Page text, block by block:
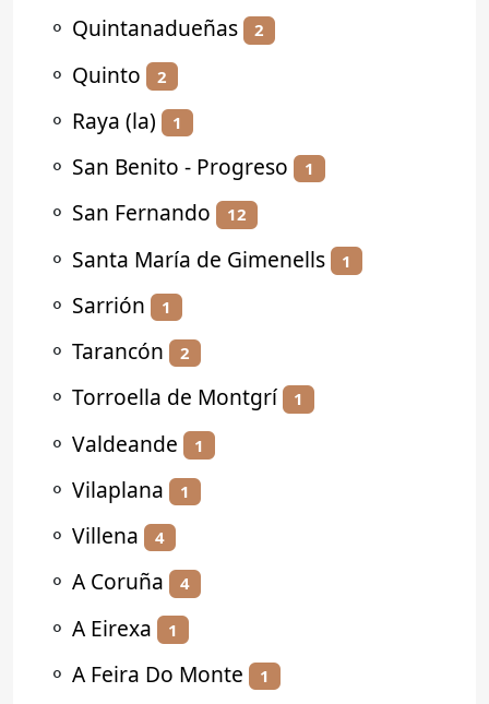
⚬ Quintanadueñas 2
⚬ Quinto 2
⚬ Raya (la) 1
⚬ San Benito - Progreso 1
⚬ San Fernando 12
⚬ Santa María de Gimenells 1
⚬ Sarrión 1
⚬ Tarancón 2
⚬ Torroella de Montgrí 1
⚬ Valdeande 1
⚬ Vilaplana 1
⚬ Villena 4
⚬ A Coruña 4
⚬ A Eirexa 1
⚬ A Feira Do Monte 1